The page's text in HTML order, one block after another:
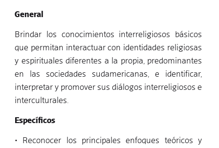
General
Brindar los conocimientos interreligiosos básicos
que permitan interactuar con identidades religiosas
y espirituales diferentes a la propia, predominantes
en las sociedades sudamericanas, e identificar,
interpretar y promover sus diálogos interreligiosos e
interculturales.
Específicos
• Reconocer los principales enfoques teóricos y